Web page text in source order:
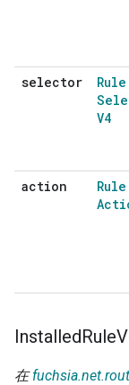
selector
Rule
V4
action
Rule
InstalledRule
在